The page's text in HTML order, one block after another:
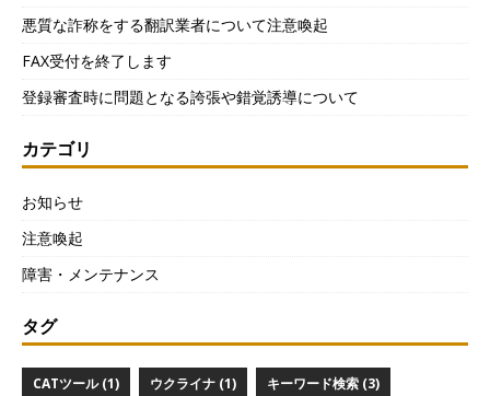
悪質な詐称をする翻訳業者について注意喚起
FAX受付を終了します
登録審査時に問題となる誇張や錯覚誘導について
カテゴリ
お知らせ
注意喚起
障害・メンテナンス
タグ
CATツール (1) ウクライナ (1) キーワード検索 (3)